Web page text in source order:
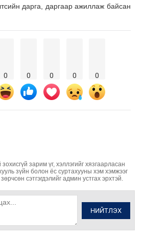
дарга, даргаар ажиллаж байсан
0 0 0 0 0
зарим үг, хэллэгийг хязгаарласан
зүйн болон ёс суртахууны хэм хэмжээг
сэтгэгдэлийг админ устгах эрхтэй.
НИЙТЛЭХ